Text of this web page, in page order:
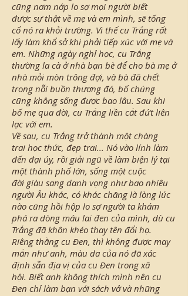
cũng nơm nớp lo sợ mọi người biết
được sự thật về mẹ và em mình, sẽ tống
cổ nó ra khỏi trường. Vì thế cu Trắng rất
lấy làm khổ sở khi phải tiếp xúc với mẹ và
em. Những ngày nghỉ học, cu Trắng
thường la cà ở nhà bạn bè để cho bà mẹ ở
nhà mỏi mòn trông đợi, và bà đã chết
trong nỗi buồn thương đó, bố chúng
cũng không sống được bao lâu. Sau khi
bố mẹ qua đời, cu Trắng liền cắt đứt liên
lạc với em.
Về sau, cu Trắng trở thành một chàng
trai học thức, đẹp trai... Nó vào lính làm
đến đại úy, rồi giải ngũ về làm biện lý tại
một thành phố lớn, sống một cuộc
đời giàu sang danh vọng như bao nhiêu
người Âu khác, có khác chăng là lòng lúc
nào cũng hồi hộp lo sợ người ta khám
phá ra dòng máu lai đen của mình, dù cu
Trắng đã khôn khéo thay tên đổi họ.
Riêng thằng cu Đen, thì không được may
mắn như anh, màu da của nó đã xác
định sẵn địa vị của cu Đen trong xã
hội. Biết anh không thích mình nên cu
Đen chỉ làm bạn với sách vở và những